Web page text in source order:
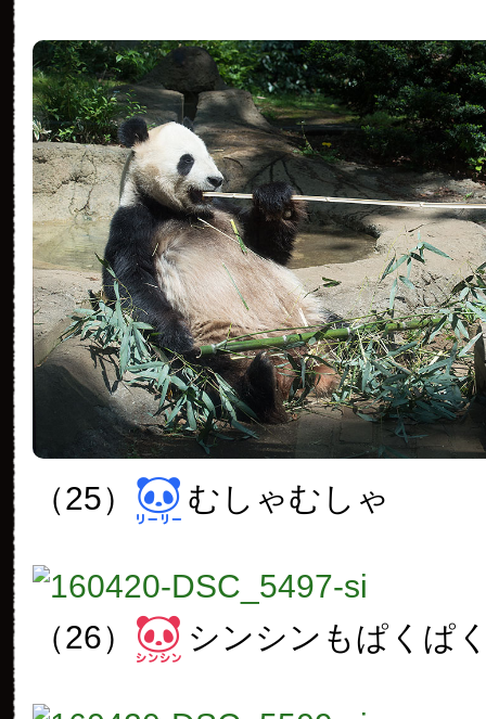
（25） むしゃむしゃ
（26） シンシンもぱくぱ